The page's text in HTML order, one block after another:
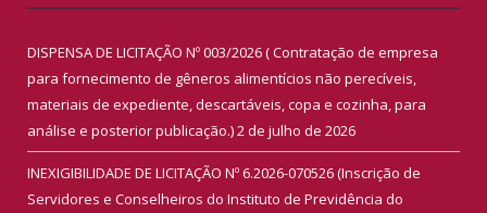
DISPENSA DE LICITAÇÃO Nº 003/2026 ( Contratação de empresa
para fornecimento de gêneros alimentícios não perecíveis,
materiais de expediente, descartáveis, copa e cozinha, para
análise e posterior publicação.)2 de julho de 2026
INEXIGIBILIDADE DE LICITAÇÃO Nº 6.2026-070526 (Inscrição de
Servidores e Conselheiros do Instituto de Previdência do